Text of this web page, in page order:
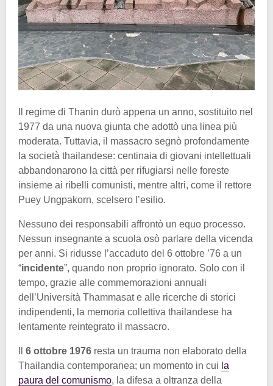
Il regime di Thanin durò appena un anno, sostituito nel
1977 da una nuova giunta che adottò una linea più
moderata. Tuttavia, il massacro segnò profondamente
la società thailandese: centinaia di giovani intellettuali
abbandonarono la città per rifugiarsi nelle foreste
insieme ai ribelli comunisti, mentre altri, come il rettore
Puey Ungpakorn, scelsero l’esilio.
Nessuno dei responsabili affrontò un equo processo.
Nessun insegnante a scuola osò parlare della vicenda
per anni. Si ridusse l’accaduto del 6 ottobre ’76 a un
“incidente”, quando non proprio ignorato. Solo con il
tempo, grazie alle commemorazioni annuali
dell’Università Thammasat e alle ricerche di storici
indipendenti, la memoria collettiva thailandese ha
lentamente reintegrato il massacro.
6 ottobre 1976 resta un trauma non elaborato della
Thailandia contemporanea; un momento in cui la
paura del comunismo, la difesa a oltranza della